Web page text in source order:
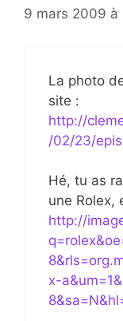
9 mars 2009 à
La photo
site :
http://
/02/23/
Hé, tu as
une Rolex,
http://
x-